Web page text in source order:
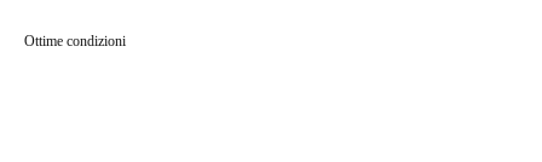
Ottime condizioni